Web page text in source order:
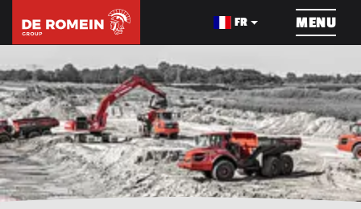
FR MENU
CONSTRUCTION DE
PIPELINE
LE CÂBLAGE